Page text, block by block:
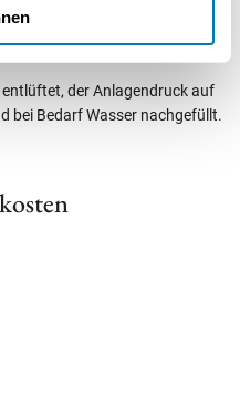
sie Durchflüsse für jeden
entlüftet, der Anlagendruck auf
bei Bedarf Wasser nachgefüllt.